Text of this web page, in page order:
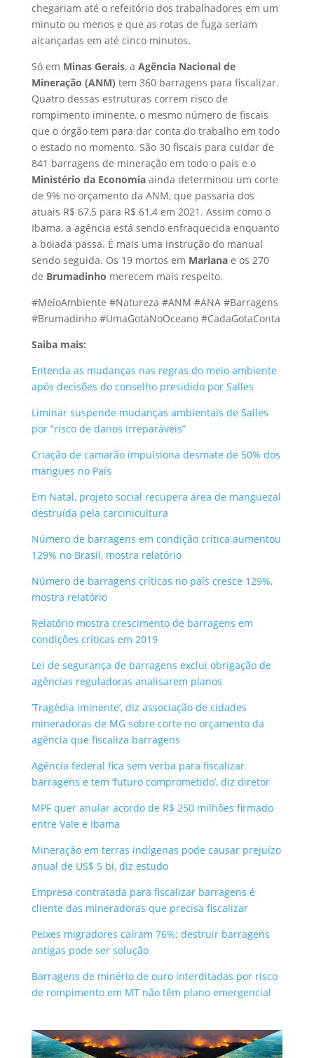
chegariam até o refeitório dos trabalhadores em um
minuto ou menos e que as rotas de fuga seriam
alcançadas em até cinco minutos.
Só em Minas Gerais, a Agência Nacional de
Mineração (ANM) tem 360 barragens para fiscalizar.
Quatro dessas estruturas correm risco de
rompimento iminente, o mesmo número de fiscais
que o órgão tem para dar conta do trabalho em todo
o estado no momento. São 30 fiscais para cuidar de
841 barragens de mineração em todo o país e o
Ministério da Economiaainda determinou um corte
de 9% no orçamento da ANM, que passaria dos
atuais R$ 67,5 para R$ 61,4 em 2021. Assim como o
Ibama, a agência está sendo enfraquecida enquanto
a boiada passa. É mais uma instrução do manual
sendo seguida. Os 19 mortos em Marianae os 270
de Brumadinho merecem mais respeito.
#MeioAmbiente #Natureza #ANM #ANA #Barragens
#Brumadinho #UmaGotaNoOceano #CadaGotaConta
Saiba mais:
Entenda as mudanças nas regras do meio ambiente
após decisões do conselho presidido por Salles
Liminar suspende mudanças ambientais de Salles
por “risco de danos irreparáveis”
Criação de camarão impulsiona desmate de 50% dos
mangues no País
Em Natal, projeto social recupera área de manguezal
destruída pela carcinicultura
Número de barragens em condição crítica aumentou
129% no Brasil, mostra relatório
Número de barragens críticas no país cresce 129%,
mostra relatório
Relatório mostra crescimento de barragens em
condições críticas em 2019
Lei de segurança de barragens exclui obrigação de
agências reguladoras analisarem planos
‘Tragédia iminente’, diz associação de cidades
mineradoras de MG sobre corte no orçamento da
agência que fiscaliza barragens
Agência federal fica sem verba para fiscalizar
barragens e tem ‘futuro comprometido’, diz diretor
MPF quer anular acordo de R$ 250 milhões firmado
entre Vale e Ibama
Mineração em terras indígenas pode causar prejuízo
anual de US$ 5 bi, diz estudo
Empresa contratada para fiscalizar barragens é
cliente das mineradoras que precisa fiscalizar
Peixes migradores caíram 76%; destruir barragens
antigas pode ser solução
Barragens de minério de ouro interditadas por risco
de rompimento em MT não têm plano emergencial